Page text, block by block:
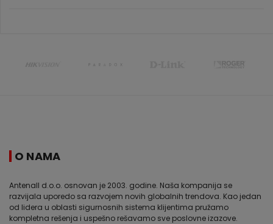
O NAMA
Antenall d.o.o. osnovan je 2003. godine. Naša kompanija se
razvijala uporedo sa razvojem novih globalnih trendova. Kao jedan
od lidera u oblasti sigurnosnih sistema klijentima pružamo
kompletna rešenja i uspešno rešavamo sve poslovne izazove.